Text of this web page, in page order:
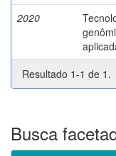
2020
Resultado 1-1 de 1.
Busca